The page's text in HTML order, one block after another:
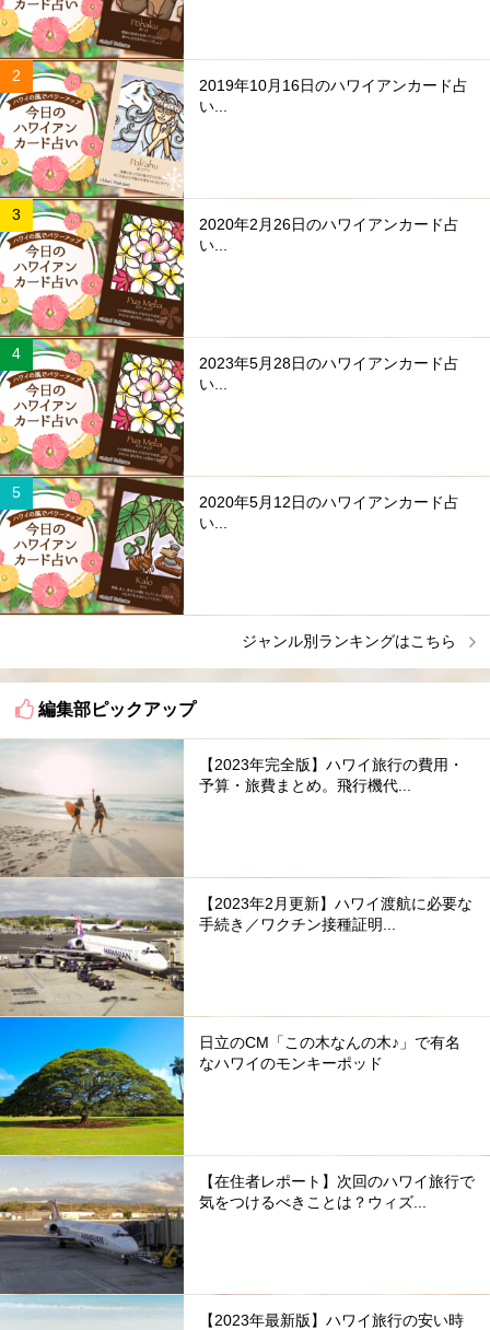
2019年10月16日のハワイアンカード占
い...
2020年2月26日のハワイアンカード占
い...
2023年5月28日のハワイアンカード占
い...
2020年5月12日のハワイアンカード占
い...
ジャンル別ランキングはこちら
編集部ピックアップ
【2023年完全版】ハワイ旅行の費用・
予算・旅費まとめ。飛行機代...
【2023年2月更新】ハワイ渡航に必要な
手続き／ワクチン接種証明...
日立のCM「この木なんの木♪」で有名
なハワイのモンキーポッド
【在住者レポート】次回のハワイ旅行で
気をつけるべきことは？ウィズ...
【2023年最新版】ハワイ旅行の安い時